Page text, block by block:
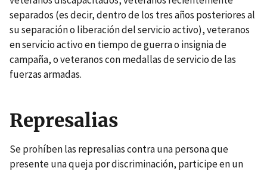
separados (es decir, dentro de los tres años posteriores al
su separación o liberación del servicio activo), veteranos
en servicio activo en tiempo de guerra o insignia de
campaña, o veteranos con medallas de servicio de las
fuerzas armadas.
Represalias
Se prohíben las represalias contra una persona que
presente una queja por discriminación, participe en un